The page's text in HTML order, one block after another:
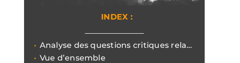
INDEX :
Analyse des questions critiques relatives aux images en ce qui concerne le poids, la balise alt, l'ensemble d'images et l'extension utilisée.
Vue d’ensemble